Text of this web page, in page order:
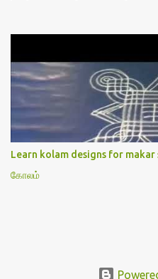
Lakshmi poojai with
kolam,Hridayakamalam kolam
stotram/slokas along with 108
in Tamil.I have tried my best to
u will find it helpful.I have
book “ Jayamangala
upachara pooja sthothram in
this pictures in your
Learn kolam designs for
கோலம்